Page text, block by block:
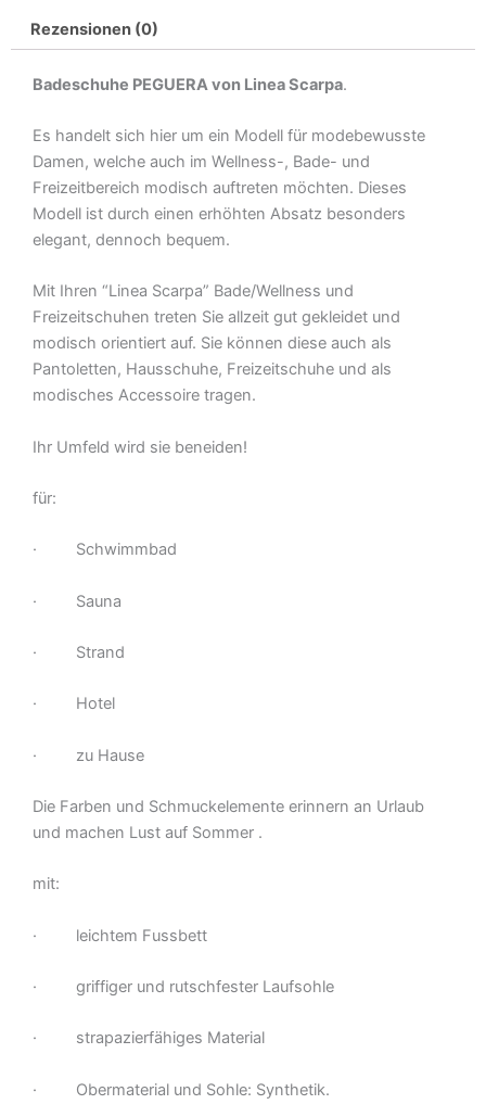
Rezensionen (0)
Badeschuhe PEGUERA von Linea Scarpa.
Es handelt sich hier um ein Modell für modebewusste
Damen, welche auch im Wellness-, Bade- und
Freizeitbereich modisch auftreten möchten. Dieses
Modell ist durch einen erhöhten Absatz besonders
elegant, dennoch bequem.
Mit Ihren “Linea Scarpa” Bade/Wellness und
Freizeitschuhen treten Sie allzeit gut gekleidet und
modisch orientiert auf. Sie können diese auch als
Pantoletten, Hausschuhe, Freizeitschuhe und als
modisches Accessoire tragen.
Ihr Umfeld wird sie beneiden!
für:
· Schwimmbad
· Sauna
· Strand
· Hotel
· zu Hause
Die Farben und Schmuckelemente erinnern an Urlaub
und machen Lust auf Sommer .
mit:
· leichtem Fussbett
· griffiger und rutschfester Laufsohle
· strapazierfähiges Material
· Obermaterial und Sohle: Synthetik.